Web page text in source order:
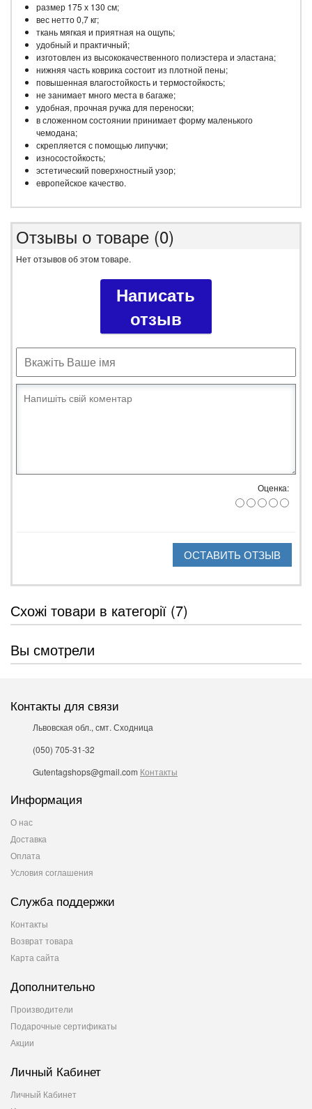
размер 175 х 130 см;
вес нетто 0,7 кг;
ткань мягкая и приятная на ощупь;
удобный и практичный;
изготовлен из высококачественного полиэстера и эластана;
нижняя часть коврика состоит из плотной пены;
повышенная влагостойкость и термостойкость;
не занимает много места в багаже;
удобная, прочная ручка для переноски;
в сложенном состоянии принимает форму маленького
чемодана;
скрепляется с помощью липучки;
износостойкость;
эстетический поверхностный узор;
европейское качество.
Отзывы о товаре (0)
Нет отзывов об этом товаре.
Написать
отзыв
Оценка:
ОСТАВИТЬ ОТЗЫВ
Схожі товари в категорії (7)
Вы смотрели
Контакты для связи
Львовская обл., смт. Сходница
(050) 705-31-32
Gutentagshops@gmail.com Контакты
Информация
О нас
Доставка
Оплата
Условия соглашения
Служба поддержки
Контакты
Возврат товара
Карта сайта
Дополнительно
Производители
Подарочные сертификаты
Акции
Личный Кабинет
Личный Кабинет